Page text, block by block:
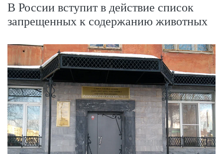
В России вступит в действие список
запрещенных к содержанию животных